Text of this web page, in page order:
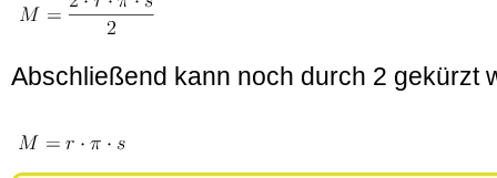
Abschließend kann noch durch 2 gekürzt